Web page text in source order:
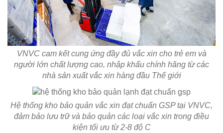
VNVC cam kết cung ứng đầy đủ vắc xin cho trẻ em và
người lớn chất lượng cao, nhập khẩu chính hãng từ các
nhà sản xuất vắc xin hàng đầu Thế giới
Hệ thống kho bảo quản vắc xin đạt chuẩn GSP tại VNVC,
đảm bảo lưu trữ và bảo quản các loại vắc xin trong điều
kiện tối ưu từ 2-8 độ C